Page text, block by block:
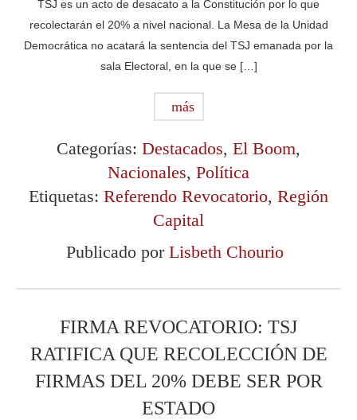
TSJ es un acto de desacato a la Constitución por lo que
recolectarán el 20% a nivel nacional. La Mesa de la Unidad
Democrática no acatará la sentencia del TSJ emanada por la
sala Electoral, en la que se […]
más
Categorías: Destacados, El Boom,
Nacionales, Política
Etiquetas: Referendo Revocatorio, Región
Capital
Publicado por Lisbeth Chourio
FIRMA REVOCATORIO: TSJ
RATIFICA QUE RECOLECCIÓN DE
FIRMAS DEL 20% DEBE SER POR
ESTADO